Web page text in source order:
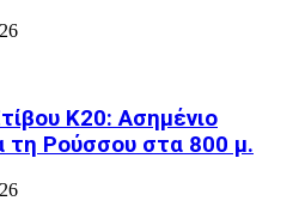
Κ20: Ασημένιο
τη Ρούσσου στα 800 μ.